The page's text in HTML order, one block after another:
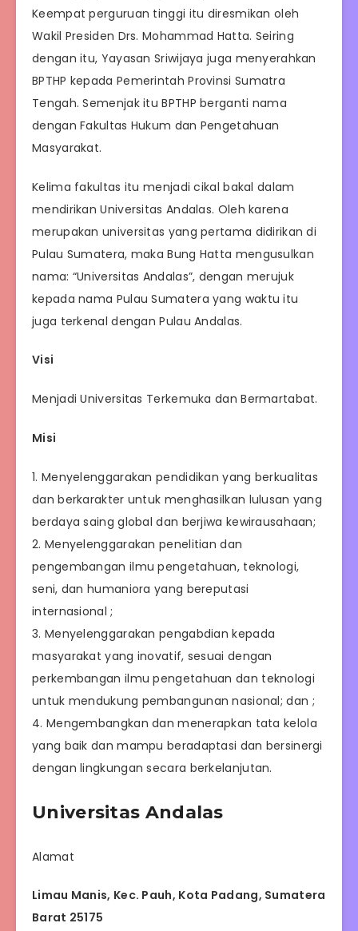
Keempat perguruan tinggi itu diresmikan oleh
Wakil Presiden Drs. Mohammad Hatta. Seiring
dengan itu, Yayasan Sriwijaya juga menyerahkan
BPTHP kepada Pemerintah Provinsi Sumatra
Tengah. Semenjak itu BPTHP berganti nama
dengan Fakultas Hukum dan Pengetahuan
Masyarakat.
Kelima fakultas itu menjadi cikal bakal dalam
mendirikan Universitas Andalas. Oleh karena
merupakan universitas yang pertama didirikan di
Pulau Sumatera, maka Bung Hatta mengusulkan
nama: “Universitas Andalas”, dengan merujuk
kepada nama Pulau Sumatera yang waktu itu
juga terkenal dengan Pulau Andalas.
Visi
Menjadi Universitas Terkemuka dan Bermartabat.
Misi
1. Menyelenggarakan pendidikan yang berkualitas
dan berkarakter untuk menghasilkan lulusan yang
berdaya saing global dan berjiwa kewirausahaan;
2. Menyelenggarakan penelitian dan
pengembangan ilmu pengetahuan, teknologi,
seni, dan humaniora yang bereputasi
internasional ;
3. Menyelenggarakan pengabdian kepada
masyarakat yang inovatif, sesuai dengan
perkembangan ilmu pengetahuan dan teknologi
untuk mendukung pembangunan nasional; dan ;
4. Mengembangkan dan menerapkan tata kelola
yang baik dan mampu beradaptasi dan bersinergi
dengan lingkungan secara berkelanjutan.
Universitas Andalas
Alamat
Limau Manis, Kec. Pauh, Kota Padang, Sumatera
Barat 25175